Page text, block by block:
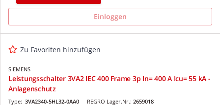
Einloggen
Zu Favoriten hinzufügen
SIEMENS
Leistungsschalter 3VA2 IEC 400 Frame 3p In= 400 A Icu= 55 kA -
Anlagenschutz
REGRO Lager.Nr.: 2659018
Type: 3VA2340-5HL32-0AA0